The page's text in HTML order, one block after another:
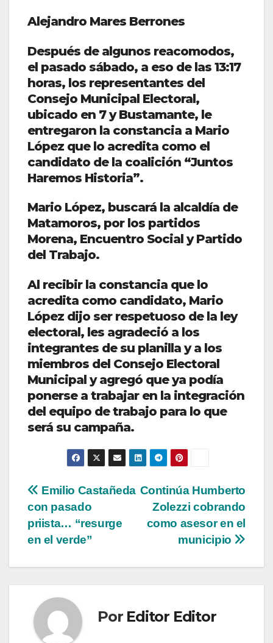
Alejandro Mares Berrones
Después de algunos reacomodos,
el pasado sábado, a eso de las 13:17
horas, los representantes del
Consejo Municipal Electoral,
ubicado en 7 y Bustamante, le
entregaron la constancia a Mario
López que lo acredita como el
candidato de la coalición “Juntos
Haremos Historia”.
Mario López, buscará la alcaldía de
Matamoros, por los partidos
Morena, Encuentro Social y Partido
del Trabajo.
Al recibir la constancia que lo
acredita como candidato, Mario
López dijo ser respetuoso de la ley
electoral, les agradeció a los
integrantes de su planilla y a los
miembros del Consejo Electoral
Municipal y agregó que ya podía
ponerse a trabajar en la integración
del equipo de trabajo para lo que
será su campaña.
Navegación
de
entradas
Continúa Humberto
Zolezzi cobrando
como asesor en el
municipio
Emilio Castañeda
con pasado
priista… “resurge
en el verde”
Por Editor Editor